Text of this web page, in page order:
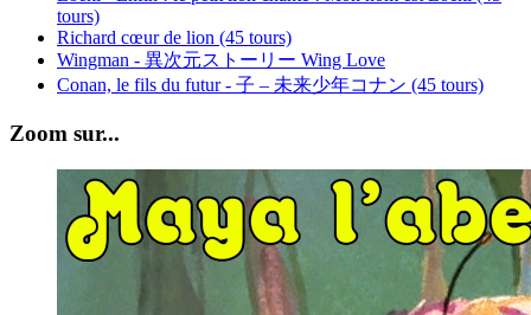
tours)
Richard cœur de lion (45 tours)
Wingman - 異次元ストーリー Wing Love
Conan, le fils du futur - 子 – 未来少年コナン (45 tours)
Zoom sur...